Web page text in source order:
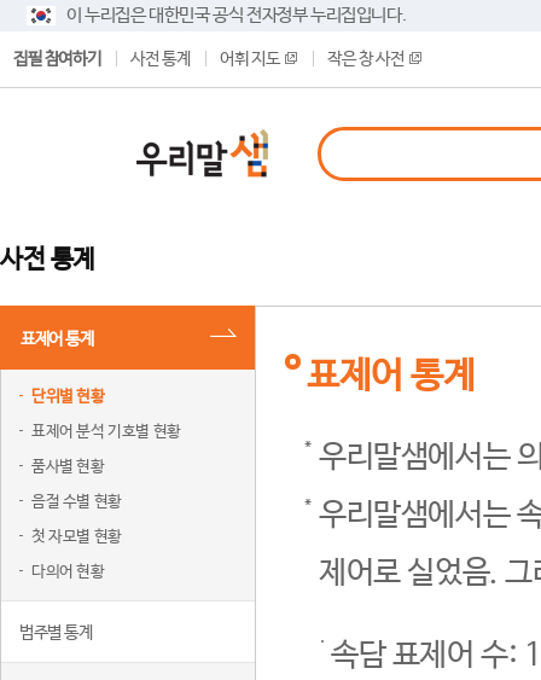
이 누리집은 대한민국 공식 전자정부 누리집입니다.
집필 참여하기 사전 통계 어휘 지도 작은 창 사전
사전 통계
표제어 통계
단위별 현황
표제어 분석 기호별 현황
품사별 현황
음절 수별 현황
첫 자모별 현황
다의어 현황
범주별 통계
표제어 통계
우리말샘에서는
우리말샘에서는
제어로 실었음.
속담 표제어 수: